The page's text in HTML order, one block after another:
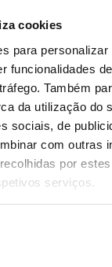
cookies
para personalizar
funcionalidades
Também
da utilização do
sociais, de
com outras
por
serviços.
Rei, um pinheiro-
de 200 anos que
altura. Como o
de Leiria e é
desta Mata
“Árvore de
de processo
com
Este plátano (